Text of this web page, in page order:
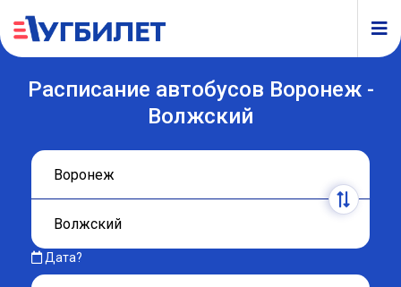
Расписание автобусов Воронеж -
Волжский
Дата?